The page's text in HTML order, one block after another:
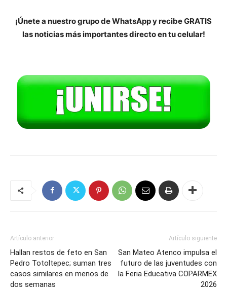
¡Únete a nuestro grupo de WhatsApp y recibe GRATIS
las noticias más importantes directo en tu celular!
Artículo anterior
Hallan restos de feto en San
Pedro Totoltepec; suman tres
casos similares en menos de
dos semanas
Artículo siguiente
San Mateo Atenco impulsa el
futuro de las juventudes con
la Feria Educativa COPARMEX
2026